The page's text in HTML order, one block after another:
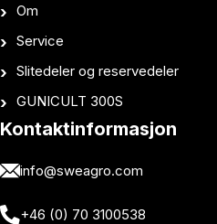
Om
Service
Slitedeler og reservedeler
GUNICULT 300S
Kontaktinformasjon
info@sweagro.com
+46 (0) 70 3100538